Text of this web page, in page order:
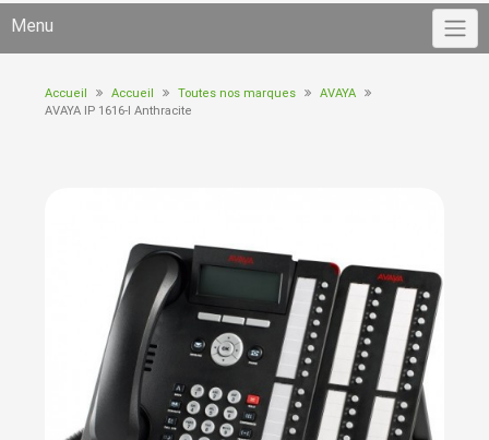
Menu
Accueil Accueil Toutes nos marques
AVAYA
AVAYA IP 1616-I Anthracite